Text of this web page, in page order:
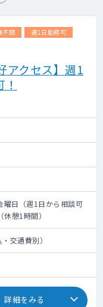
不問
週1日勤務可
アクセス】週1
曜日（週1日から相談可
憩1時間）
交通費別）
詳細をみる